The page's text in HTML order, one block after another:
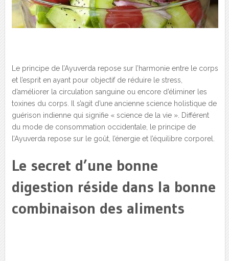
Le principe de l’Ayuverda repose sur l’harmonie entre le corps
et l’esprit en ayant pour objectif de réduire le stress,
d’améliorer la circulation sanguine ou encore d’éliminer les
toxines du corps. Il s’agit d’une ancienne science holistique de
guérison indienne qui signifie « science de la vie ». Différent
du mode de consommation occidentale, le principe de
l’Ayuverda repose sur le goût, l’énergie et l’équilibre corporel.
Le secret d’une bonne
digestion réside dans la bonne
combinaison des aliments